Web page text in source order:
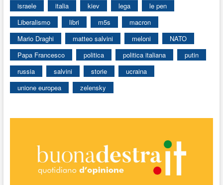
israele
italia kiev lega
le pen
Liberalismo
libri m5s
macron
Mario Draghi
matteo salvini meloni
NATO
Papa Francesco
politica politica italiana
putin
russia
salvini storie
ucraina
unione europea
zelensky